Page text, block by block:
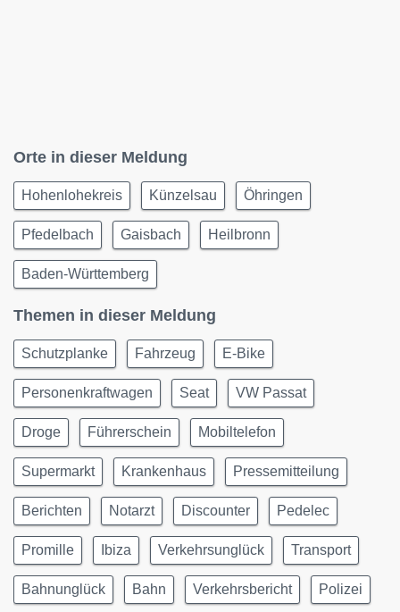
Orte in dieser Meldung
Hohenlohekreis Künzelsau Öhringen
Pfedelbach Gaisbach Heilbronn
Baden-Württemberg
Themen in dieser Meldung
Schutzplanke Fahrzeug E-Bike
Personenkraftwagen Seat VW Passat
Droge Führerschein Mobiltelefon
Supermarkt Krankenhaus Pressemitteilung
Berichten Notarzt Discounter Pedelec
Promille Ibiza Verkehrsunglück Transport
Bahnunglück Bahn Verkehrsbericht Polizei